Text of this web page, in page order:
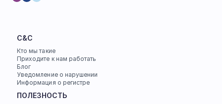
C&C
Кто мы такие
Приходите к нам работать
Блог
Уведомление о нарушении
Информация о регистре
ПОЛЕЗНОСТЬ